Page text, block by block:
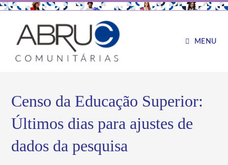
MENU
Censo da Educação Superior:
Últimos dias para ajustes de
dados da pesquisa